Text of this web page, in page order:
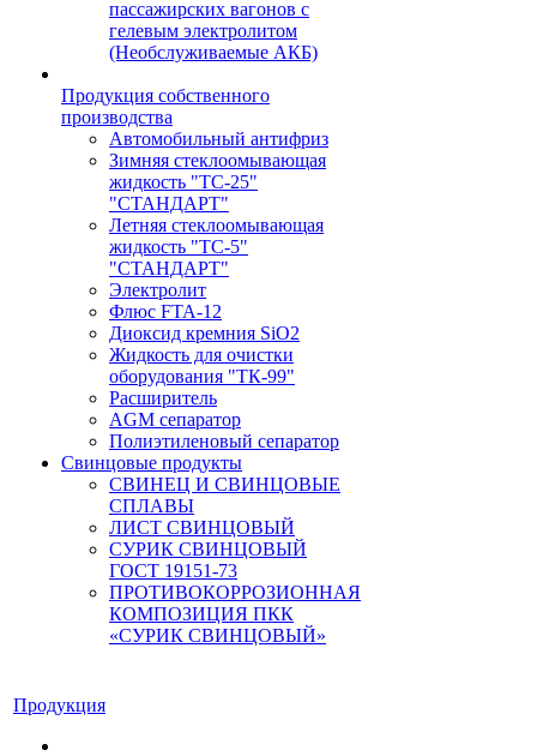
пассажирских вагонов с
гелевым электролитом
(Необслуживаемые АКБ)
Продукция собственного
производства
Автомобильный антифриз
Зимняя стеклоомывающая
жидкость "ТС-25"
"СТАНДАРТ"
Летняя стеклоомывающая
жидкость "ТС-5"
"СТАНДАРТ"
Электролит
Флюс FTA-12
Диоксид кремния SiO2
Жидкость для очистки
оборудования "ТК-99"
Расширитель
AGM сепаратор
Полиэтиленовый сепаратор
Свинцовые продукты
СВИНЕЦ И СВИНЦОВЫЕ
СПЛАВЫ
ЛИСТ СВИНЦОВЫЙ
СУРИК СВИНЦОВЫЙ
ГОСТ 19151-73
ПРОТИВОКОРРОЗИОННАЯ
КОМПОЗИЦИЯ ПКК
«СУРИК СВИНЦОВЫЙ»
Продукция